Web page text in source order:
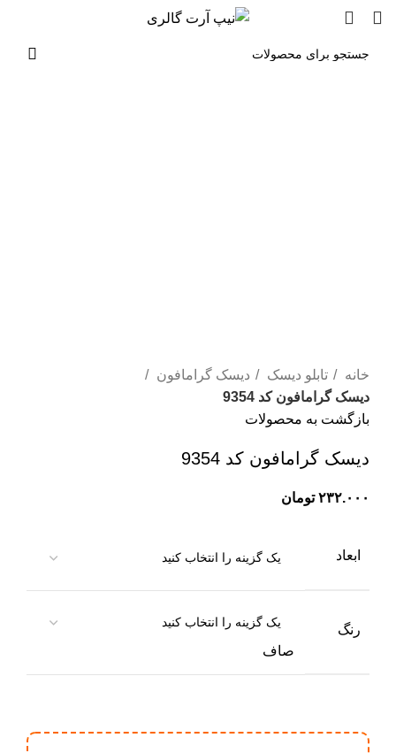
خانه تابلو دیسک
دیسک گرامافون
دیسک گرامافون کد 9354
بازگشت به محصولات
دیسک گرامافون کد 9354
تومان
ابعاد
رنگ
صاف